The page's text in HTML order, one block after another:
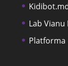
Lab Vianu
Platforma